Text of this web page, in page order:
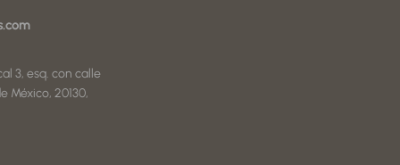
3, esq. con calle
México, 20130,